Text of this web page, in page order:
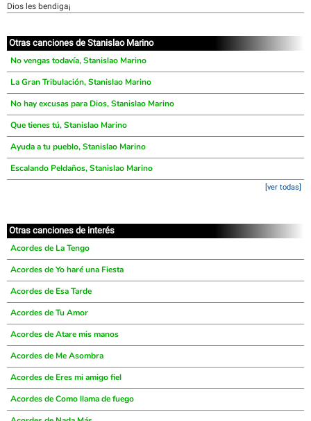
Dios les bendiga¡
Otras canciones de Stanislao Marino
No vengas todavía, Stanislao Marino
La Gran Tribulación, Stanislao Marino
No hay excusas para Dios, Stanislao Marino
Que tienes tú, Stanislao Marino
Ayuda a tu pueblo, Stanislao Marino
Escalando Peldaños, Stanislao Marino
[ver todas]
Otras canciones de interés
Acordes de La Tengo
Acordes de Yo haré una Fiesta
Acordes de Esa Tarde
Acordes de Tu Amor
Acordes de Atare mis manos
Acordes de Me Asombra
Acordes de Eres mi amigo fiel
Acordes de Como llama de fuego